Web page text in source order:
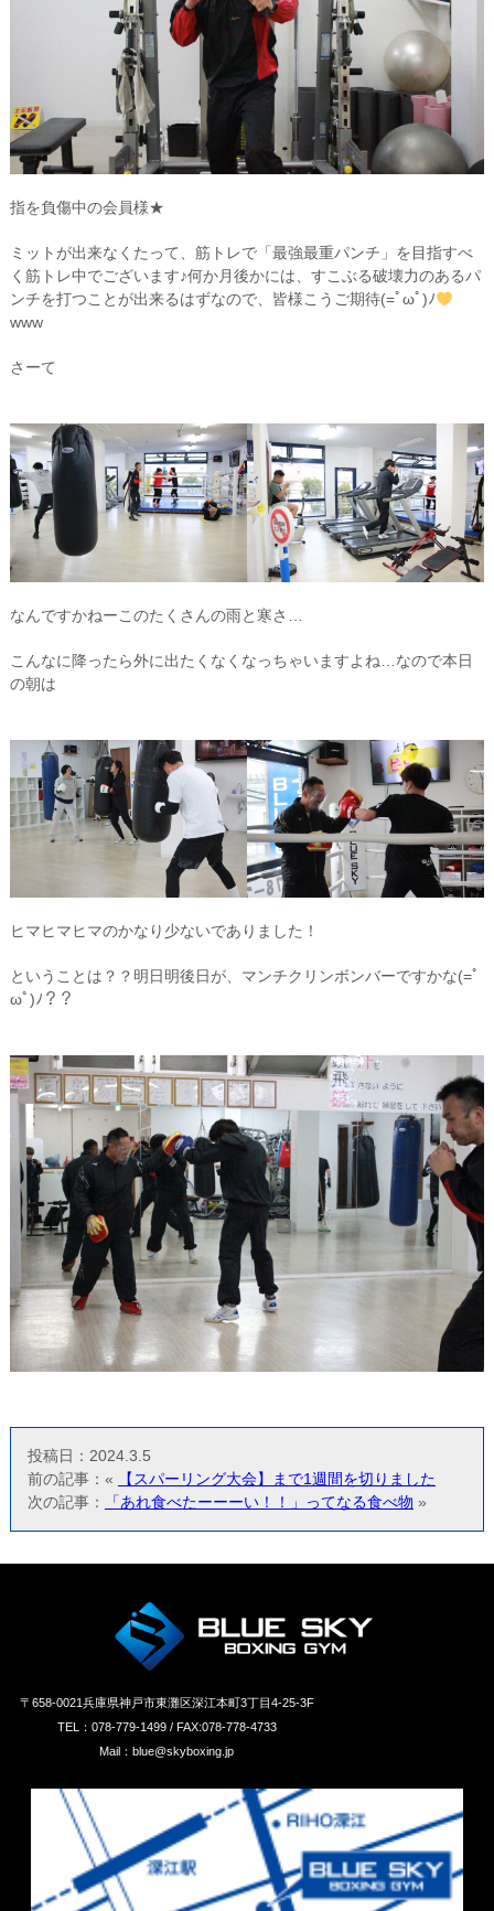
指を負傷中の会員様★
ミットが出来なくたって、筋トレで「最強最重パンチ」を目指すべ
く筋トレ中でございます♪何か月後かには、すこぶる破壊力のあるパ
ンチを打つことが出来るはずなので、皆様こうご期待(=ﾟωﾟ)ﾉ
www
さーて
なんですかねーこのたくさんの雨と寒さ…
こんなに降ったら外に出たくなくなっちゃいますよね…なので本日
の朝は
ヒマヒマヒマのかなり少ないでありました！
ということは？？明日明後日が、マンチクリンボンバーですかな(=ﾟ
ωﾟ)ﾉ？？
投稿日：2024.3.5
前の記事：«
【スパーリング大会】まで1週間を切りました
次の記事：
「あれ食べたーーーい！！」ってなる食べ物 »
〒658‐0021兵庫県神戸市東灘区深江本町3丁目4-25-3F
TEL：078-779-1499 / FAX:078-778-4733
Mail：blue@skyboxing.jp